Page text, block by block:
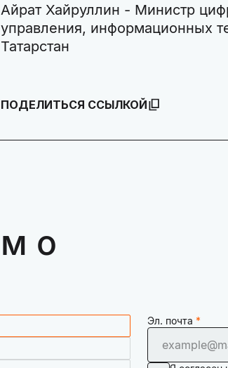
Айрат Хайруллин - Министр
управления, информационных
Татарстан
ПОДЕЛИТЬСЯ ССЫЛКОЙ
о
Эл. почта